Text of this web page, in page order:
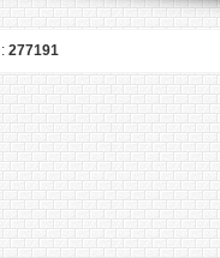
277191